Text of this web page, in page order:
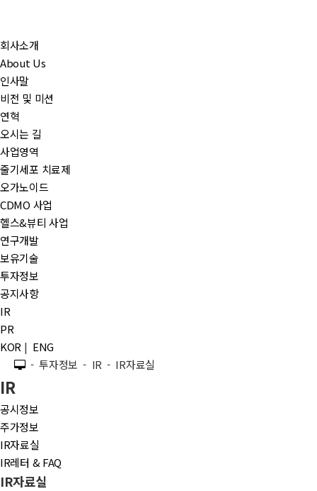
회사소개
About Us
인사말
비전 및 미션
연혁
오시는 길
사업영역
줄기세포 치료제
오가노이드
CDMO 사업
헬스&뷰티 사업
연구개발
보유기술
투자정보
공지사항
IR
PR
KOR | ENG
- 투자정보 - IR - IR자료실
IR
공시정보
주가정보
IR자료실
IR레터 & FAQ
IR자료실